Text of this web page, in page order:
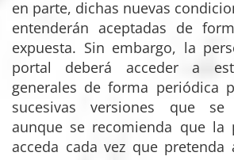
en parte, dichas nuevas
entenderán aceptadas de
expuesta. Sin embargo, la
portal deberá acceder a
generales de forma periódica
sucesivas versiones que
aunque se recomienda que la
acceda cada vez que pretenda